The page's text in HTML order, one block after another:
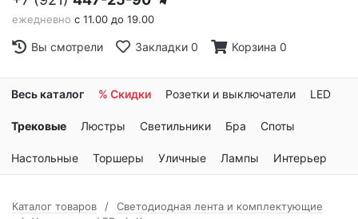
ежедневно с 11.00 до 19.00
Вы смотрели Закладки 0 Корзина 0
Весь каталог % Скидки Розетки и выключатели LED
Трековые Люстры Светильники Бра Споты
Настольные Торшеры Уличные Лампы Интерьер
Каталог товаров
Светодиодная лента и комплектующие